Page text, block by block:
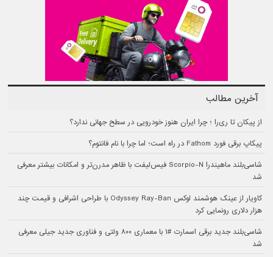
آخرین مطالب
از پیکان تا ری‌را ؛ چرا ایران هنوز خودرویی در سطح جهانی ندارد؟
پیکاپ برقی فورد Fathom در راه است؛ اما چرا با نام فانتوم؟
شاسی‌بلند ماهیندرا Scorpio-N فیس‌لیفت با ظاهر مدرن‌تر و امکانات بیشتر معرفی
شد
کاویار از عینک هوشمند لوکس Odyssey Ray-Ban با طراحی اشرافی و قیمت چند
هزار دلاری رونمایی کرد
شاسی‌بلند جدید برقی اسمارت #۱ با معماری ۸۰۰ ولتی و فناوری جدید جیلی معرفی
شد